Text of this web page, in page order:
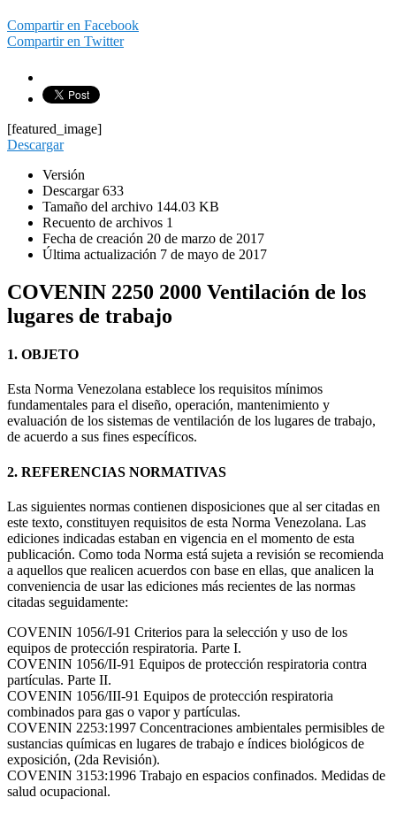
Compartir en Facebook
Compartir en Twitter
[featured_image]
Descargar
Versión
Descargar633
Tamaño del archivo 144.03 KB
Recuento de archivos 1
Fecha de creación 20 de marzo de 2017
Última actualización 7 de mayo de 2017
COVENIN 2250 2000 Ventilación de los
lugares de trabajo
1. OBJETO
Esta Norma Venezolana establece los requisitos mínimos
fundamentales para el diseño, operación, mantenimiento y
evaluación de los sistemas de ventilación de los lugares de trabajo,
de acuerdo a sus fines específicos.
2. REFERENCIAS NORMATIVAS
Las siguientes normas contienen disposiciones que al ser citadas en
este texto, constituyen requisitos de esta Norma Venezolana. Las
ediciones indicadas estaban en vigencia en el momento de esta
publicación. Como toda Norma está sujeta a revisión se recomienda
a aquellos que realicen acuerdos con base en ellas, que analicen la
conveniencia de usar las ediciones más recientes de las normas
citadas seguidamente:
COVENIN 1056/I-91 Criterios para la selección y uso de los
equipos de protección respiratoria. Parte I.
COVENIN 1056/II-91 Equipos de protección respiratoria contra
partículas. Parte II.
COVENIN 1056/III-91 Equipos de protección respiratoria
combinados para gas o vapor y partículas.
COVENIN 2253:1997 Concentraciones ambientales permisibles de
sustancias químicas en lugares de trabajo e índices biológicos de
exposición, (2da Revisión).
COVENIN 3153:1996 Trabajo en espacios confinados. Medidas de
salud ocupacional.